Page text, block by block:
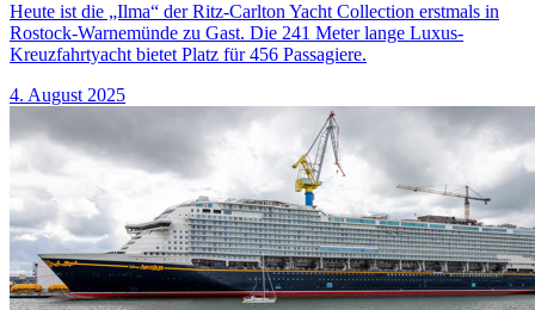
Heute ist die „Ilma“ der Ritz-Carlton Yacht Collection erstmals in
Rostock-Warnemünde zu Gast. Die 241 Meter lange Luxus-
Kreuzfahrtyacht bietet Platz für 456 Passagiere.
4. August 2025